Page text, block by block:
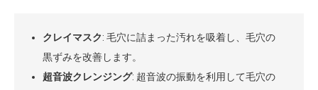
クレイマスク: 毛穴に詰まった汚れを吸着し、毛穴の
黒ずみを改善します。
超音波クレンジング: 超音波の振動を利用して毛穴の